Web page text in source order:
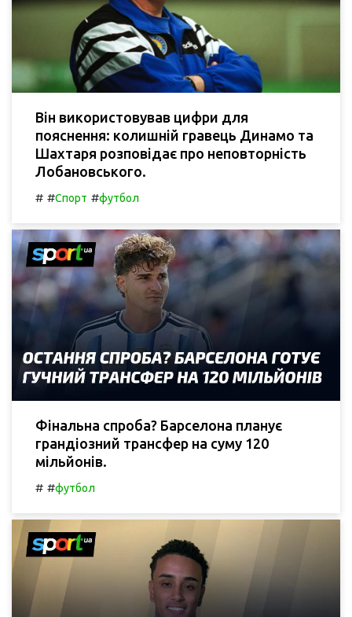
Він використовував цифри для
пояснення: колишній гравець Динамо та
Шахтаря розповідає про неповторність
Лобановського.
# #Спорт #футбол
Фінальна спроба? Барселона планує
грандіозний трансфер на суму 120
мільйонів.
# #футбол